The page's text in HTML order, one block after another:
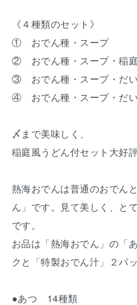
《４種類のセット》
① おでん種・スープ
② おでん種・スープ・稲
③ おでん種・スープ・だ
④ おでん種・スープ・だ
〆まで美味しく、
稲庭風うどん付セット大好
熱海おでんは普通のおでん
ん」です。見て美しく、と
です。
お品は「熱海おでん」の「
クと「特製おでん汁」２パッ
●あつ 14種類